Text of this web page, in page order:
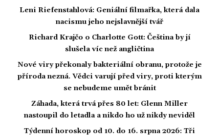
Leni Riefenstahlová: Geniální filmařka, která dala
nacismu jeho nejslavnější tvář
Richard Krajčo o Charlotte Gott: Čeština by jí
slušela víc než angličtina
Nové viry překonaly bakteriální obranu, protože je
příroda nezná. Vědci varují před viry, proti kterým
se nebudeme umět bránit
Záhada, která trvá přes 80 let: Glenn Miller
nastoupil do letadla a nikdo ho už nikdy neviděl
Týdenní horoskop od 10. do 16. srpna 2026: Tři